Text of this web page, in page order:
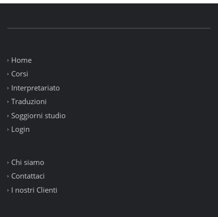
Home
Corsi
Interpretariato
Traduzioni
Soggiorni studio
Login
Chi siamo
Contattaci
I nostri Clienti